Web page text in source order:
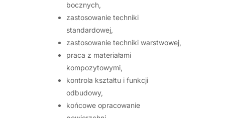
bocznych,
zastosowanie techniki
standardowej,
zastosowanie techniki warstwowej,
praca z materiałami
kompozytowymi,
kontrola kształtu i funkcji
odbudowy,
końcowe opracowanie